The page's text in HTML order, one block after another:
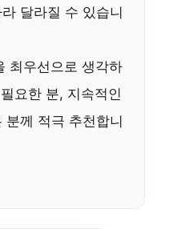
달라질 수 있습니
최우선으로 생각하
요한 분, 지속적인
께 적극 추천합니